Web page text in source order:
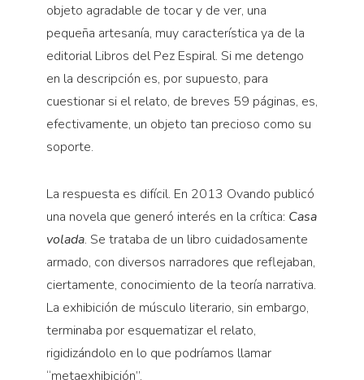
objeto agradable de tocar y de ver, una
pequeña artesanía, muy característica ya de la
editorial Libros del Pez Espiral. Si me detengo
en la descripción es, por supuesto, para
cuestionar si el relato, de breves 59 páginas, es,
efectivamente, un objeto tan precioso como su
soporte.
La respuesta es difícil. En 2013 Ovando publicó
una novela que generó interés en la crítica: Casa
volada. Se trataba de un libro cuidadosamente
armado, con diversos narradores que reflejaban,
ciertamente, conocimiento de la teoría narrativa.
La exhibición de músculo literario, sin embargo,
terminaba por esquematizar el relato,
rigidizándolo en lo que podríamos llamar
“metaexhibición”.